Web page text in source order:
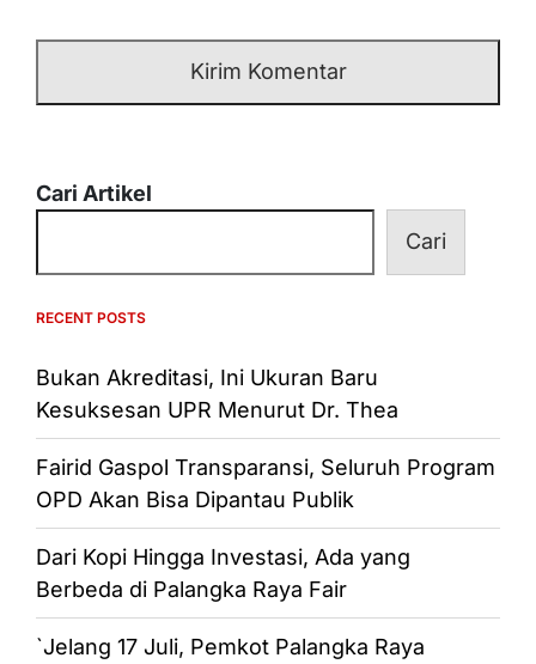
Cari Artikel
Cari
RECENT POSTS
Bukan Akreditasi, Ini Ukuran Baru
Kesuksesan UPR Menurut Dr. Thea
Fairid Gaspol Transparansi, Seluruh Program
OPD Akan Bisa Dipantau Publik
Dari Kopi Hingga Investasi, Ada yang
Berbeda di Palangka Raya Fair
`Jelang 17 Juli, Pemkot Palangka Raya